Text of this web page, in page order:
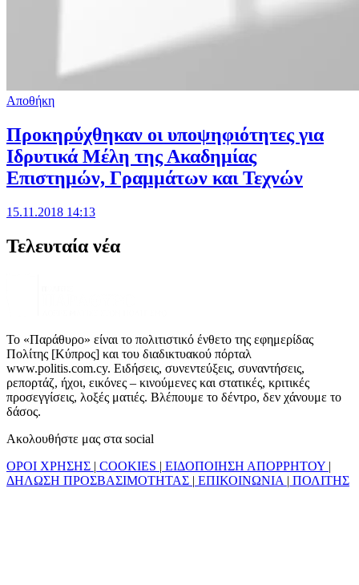
Αποθήκη
Προκηρύχθηκαν οι υποψηφιότητες για
Ιδρυτικά Μέλη της Ακαδημίας
Επιστημών, Γραμμάτων και Τεχνών
15.11.2018 14:13
Τελευταία νέα
Το «Παράθυρο» είναι το πολιτιστικό ένθετο της εφημερίδας
Πολίτης [Κύπρος] και του διαδικτυακού πόρταλ
www.politis.com.cy. Ειδήσεις, συνεντεύξεις, συναντήσεις,
ρεπορτάζ, ήχοι, εικόνες – κινούμενες και στατικές, κριτικές
προσεγγίσεις, λοξές ματιές. Βλέπουμε το δέντρο, δεν χάνουμε το
δάσος.
Ακολουθήστε μας στα social
ΟΡΟΙ ΧΡΗΣΗΣ | COOKIES | ΕΙΔΟΠΟΙΗΣΗ ΑΠΟΡΡΗΤΟΥ |
ΔΗΛΩΣΗ ΠΡΟΣΒΑΣΙΜΟΤΗΤΑΣ | ΕΠΙΚΟΙΝΩΝΙΑ | ΠΟΛΙΤΗΣ